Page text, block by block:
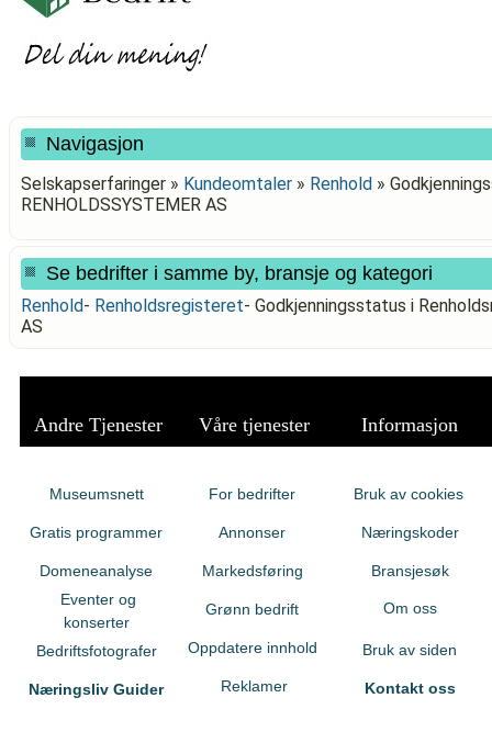
Navigasjon
Selskapserfaringer » Kundeomtaler » Renhold »
RENHOLDSSYSTEMER AS
Se bedrifter i samme by, bransje og kategori
Renhold- Renholdsregisteret- Godkjenningsstatus i
AS
Andre Tjenester Våre tjenester Informasjon
Museumsnett
Gratis programmer
Domeneanalyse
Eventer og
konserter
Bedriftsfotografer
Næringsliv Guider
For bedrifter
Annonser
Markedsføring
Grønn bedrift
Oppdatere innhold
Reklamer
Bruk av cookies
Næringskoder
Bransjesøk
Om oss
Bruk av siden
Kontakt oss